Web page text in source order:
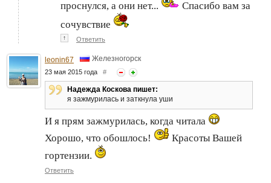
проснулся, а они нет...
Спасибо вам за
сочувствие
↑ Ответить
leonin67 Железногорск
23 мая 2015 года #
Надежда Коскова пишет:
я зажмурилась и заткнула уши
И я прям зажмурилась, когда читала
Хорошо, что обошлось!
Красоты Вашей
гортензии.
Ответить